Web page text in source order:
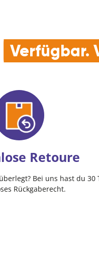
Verfügbar.
Retoure
Bei uns hast du 30
Rückgaberecht.